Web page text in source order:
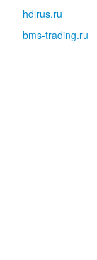
hdlrus.ru
bms-trading.ru